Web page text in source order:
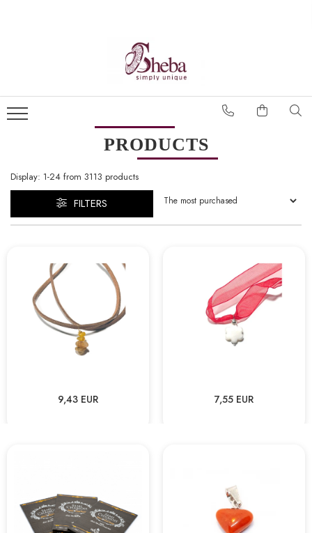
PRODUCTS
Display: 1-24 from 3113 products
FILTERS
9,43 EUR 7,55 EUR